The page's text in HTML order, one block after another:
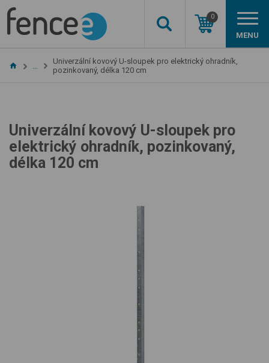
0
MENU
…
Univerzální kovový U-sloupek pro elektrický ohradník,
pozinkovaný, délka 120 cm
Univerzální kovový U-sloupek pro
elektrický ohradník, pozinkovaný,
délka 120 cm